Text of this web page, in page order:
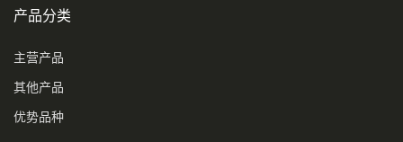
产品分类
主营产品
其他产品
优势品种